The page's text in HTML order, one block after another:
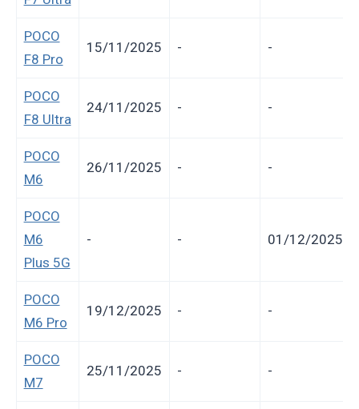
POCO
F8 Pro
15/11/2025 - -
POCO
F8 Ultra
24/11/2025 - -
POCO
M6
26/11/2025 - -
POCO
M6
Plus 5G
- - 01/12/2025
POCO
M6 Pro
19/12/2025 - -
POCO
M7
25/11/2025 - -